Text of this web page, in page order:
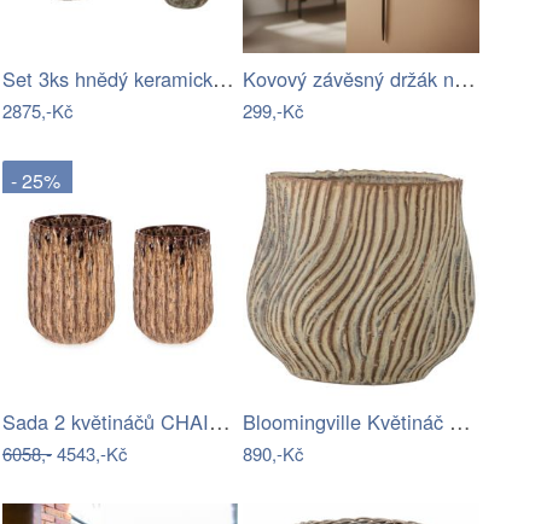
Set 3ks hnědý keramický květináč…
2875,-Kč
Kovový závěsný držák na květináč
299,-Kč
- 25%
Sada 2 květináčů CHAINAT Hnědá
6058,-4543,-Kč
Bloomingville Květináč Dua Ø 19 cm
890,-Kč